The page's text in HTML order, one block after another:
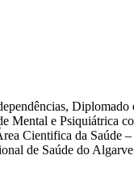
Mental e Psiquiátrica
Cientifica da Saúde
de Saúde do